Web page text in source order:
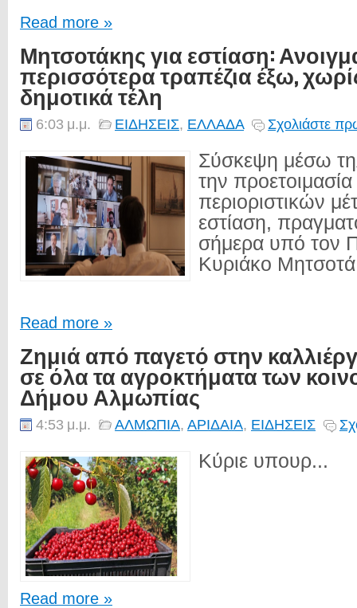
Read more »
Μητσοτάκης για εστίαση:
περισσότερα τραπέζια έξω,
δημοτικά τέλη
6:03 μ.μ. ΕΙΔΗΣΕΙΣ, ΕΛΛΑΔΑ Σχολιάστε
Σύσκεψη μέσω
την
περιοριστικών
εστίαση,
σήμερα υπό τον
Κυριάκο
Read more »
Ζημιά από παγετό στην
σε όλα τα αγροκτήματα των
Δήμου Αλμωπίας
4:53 μ.μ. ΑΛΜΩΠΙΑ, ΑΡΙΔΑΙΑ, ΕΙΔΗΣΕΙΣ
Κύριε υπουρ...
Read more »